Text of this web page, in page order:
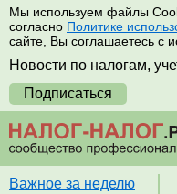
Мы используем файлы
согласно Политике
сайте, Вы соглашаетесь с
Новости по налогам,
Подписаться
Важное за неделю